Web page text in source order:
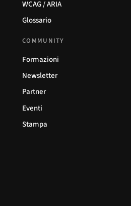
WCAG / ARIA
Glossario
COMMUNITY
Formazioni
Newsletter
Partner
Eventi
Stampa